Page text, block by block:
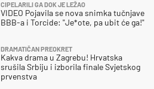
CIPELARILI GA DOK JE LEŽAO
VIDEO Pojavila se nova snimka tučnjave
BBB-a i Torcide: "Je*ote, pa ubit će ga!"
DRAMATIČAN PREOKRET
Kakva drama u Zagrebu! Hrvatska
srušila Srbiju i izborila finale Svjetskog
prvenstva